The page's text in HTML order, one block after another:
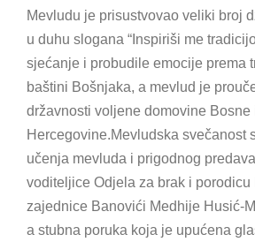
Mevludu je prisustvovao veliki broj
u duhu slogana “Inspiriši me
sjećanje i probudile emocije prema
baštini Bošnjaka, a mevlud je
državnosti voljene domovine Bosne
Hercegovine.Mevludska svečanost
učenja mevluda i prigodnog
voditeljice Odjela za brak i porodicu
zajednice Banovići Medhije Husić-
a stubna poruka koja je upućena